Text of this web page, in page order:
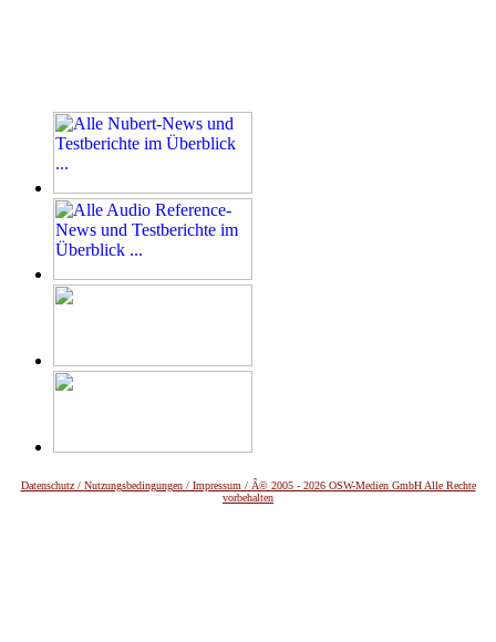
Datenschutz / Nutzungsbedingungen / Impressum / Â© 2005 - 2026 OSW-Medien GmbH Alle Rechte
vorbehalten